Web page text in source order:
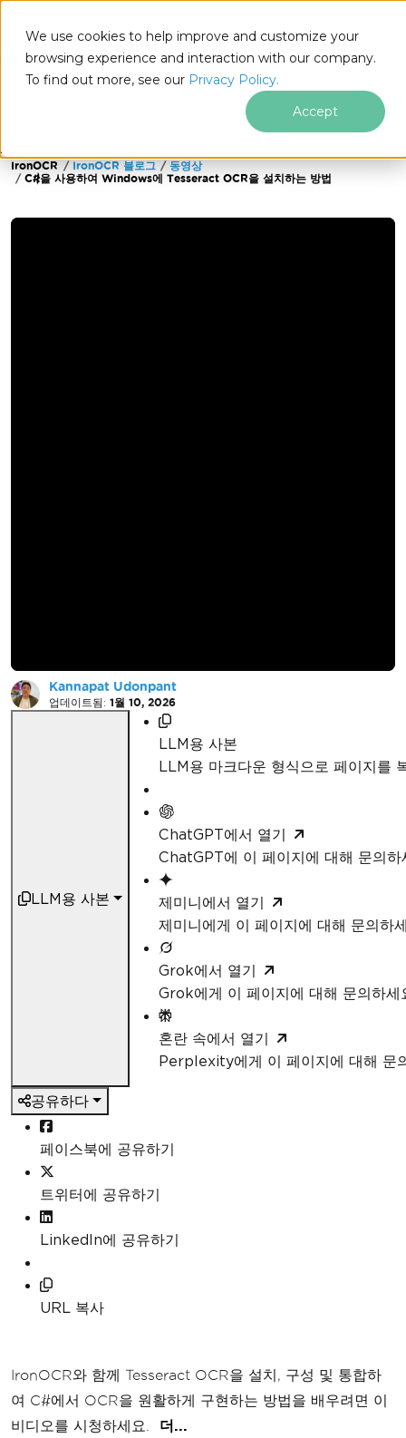
We use cookies to help improve and customize your
browsing experience and interaction with our company.
To find out more, see our Privacy Policy.
Accept
푸터 콘텐츠로 바로가기
IronOCR IronOCR 블로그
동영상
C#을 사용하여 Windows에 Tesseract OCR을 설치하는 방법
Kannapat Udonpant
업데이트됨: 1월 10, 2026
LLM용 사본
LLM용 사본
LLM용 마크다운 형식으로 페이지를
ChatGPT에서 열기
ChatGPT에 이 페이지에 대해 문의하
제미니에서 열기
제미니에게 이 페이지에 대해 문의하
Grok에서 열기
Grok에게 이 페이지에 대해 문의하세
혼란 속에서 열기
Perplexity에게 이 페이지에 대해 문
공유하다
페이스북에 공유하기
트위터에 공유하기
LinkedIn에 공유하기
URL 복사
IronOCR와 함께 Tesseract OCR을 설치, 구성 및 통합하
여 C#에서 OCR을 원활하게 구현하는 방법을 배우려면 이
비디오를 시청하세요.
더...